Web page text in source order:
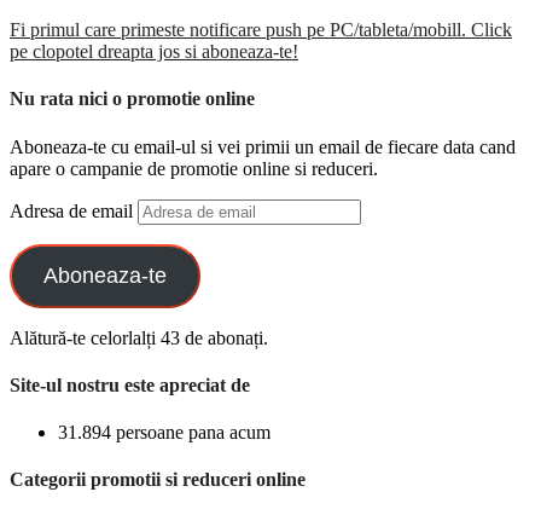
Fi primul care primeste notificare push pe PC/tableta/mobill. Click
pe clopotel dreapta jos si aboneaza-te!
Nu rata nici o promotie online
Aboneaza-te cu email-ul si vei primii un email de fiecare data cand
apare o campanie de promotie online si reduceri.
Adresa de email
Aboneaza-te
Alătură-te celorlalți 43 de abonați.
Site-ul nostru este apreciat de
31.894 persoane pana acum
Categorii promotii si reduceri online